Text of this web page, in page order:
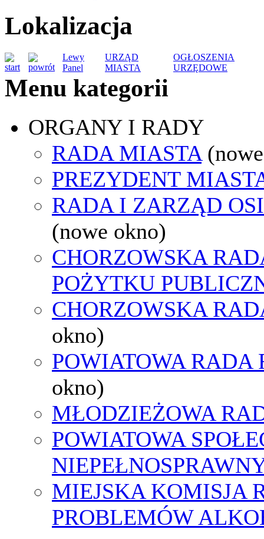
Lokalizacja
Lewy
Panel
URZĄD
MIASTA
OGŁOSZENIA
URZĘDOWE
Menu kategorii
ORGANY I RADY
RADA MIASTA
PREZYDENT
RADA I ZARZĄD
(nowe okno)
CHORZOWSKA
POŻYTKU
CHORZOWSKA
okno)
POWIATOWA RADA
okno)
MŁODZIEŻOWA
POWIATOWA
MIEJSKA KOMISJA
PROBLEMÓW